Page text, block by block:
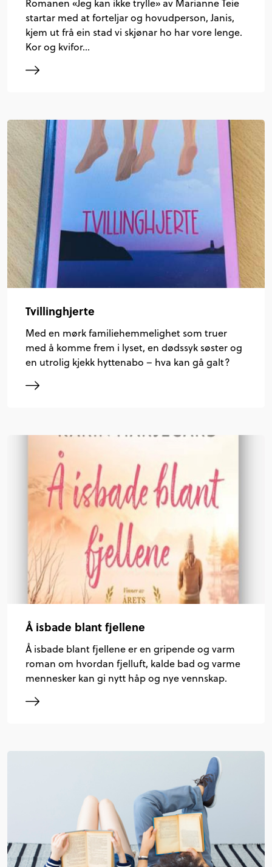
Romanen «Jeg kan ikke trylle» av Marianne Teie
startar med at forteljar og hovudperson, Janis,
kjem ut frå ein stad vi skjønar ho har vore lenge.
Kor og kvifor…
Tvillinghjerte
Med en mørk familiehemmelighet som truer
med å komme frem i lyset, en dødssyk søster og
en utrolig kjekk hyttenabo – hva kan gå galt?
Å isbade blant fjellene
Å isbade blant fjellene er en gripende og varm
roman om hvordan fjelluft, kalde bad og varme
mennesker kan gi nytt håp og nye vennskap.